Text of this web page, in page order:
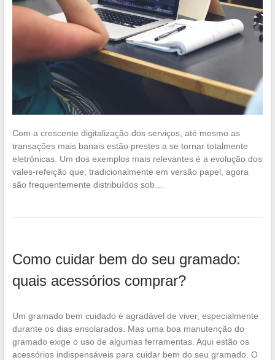
Com a crescente digitalização dos serviços, até mesmo as
transações mais banais estão prestes a se tornar totalmente
eletrônicas. Um dos exemplos mais relevantes é a evolução dos
vales-refeição que, tradicionalmente em versão papel, agora
são frequentemente distribuídos sob…
Como cuidar bem do seu gramado:
quais acessórios comprar?
Um gramado bem cuidado é agradável de viver, especialmente
durante os dias ensolarados. Mas uma boa manutenção do
gramado exige o uso de algumas ferramentas. Aqui estão os
acessórios indispensáveis para cuidar bem do seu gramado. O